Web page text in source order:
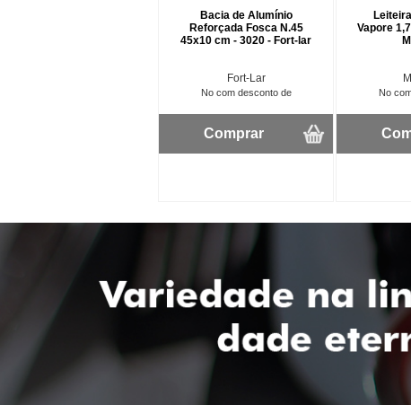
Bacia de Alumínio
Reforçada Fosca N.45
45x10 cm - 3020 - Fort-lar
Fort-Lar
No com desconto de
Comprar
Vapore
No